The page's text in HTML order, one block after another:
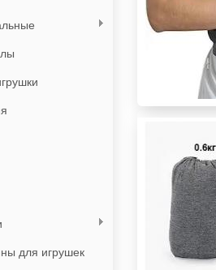
для игрушек